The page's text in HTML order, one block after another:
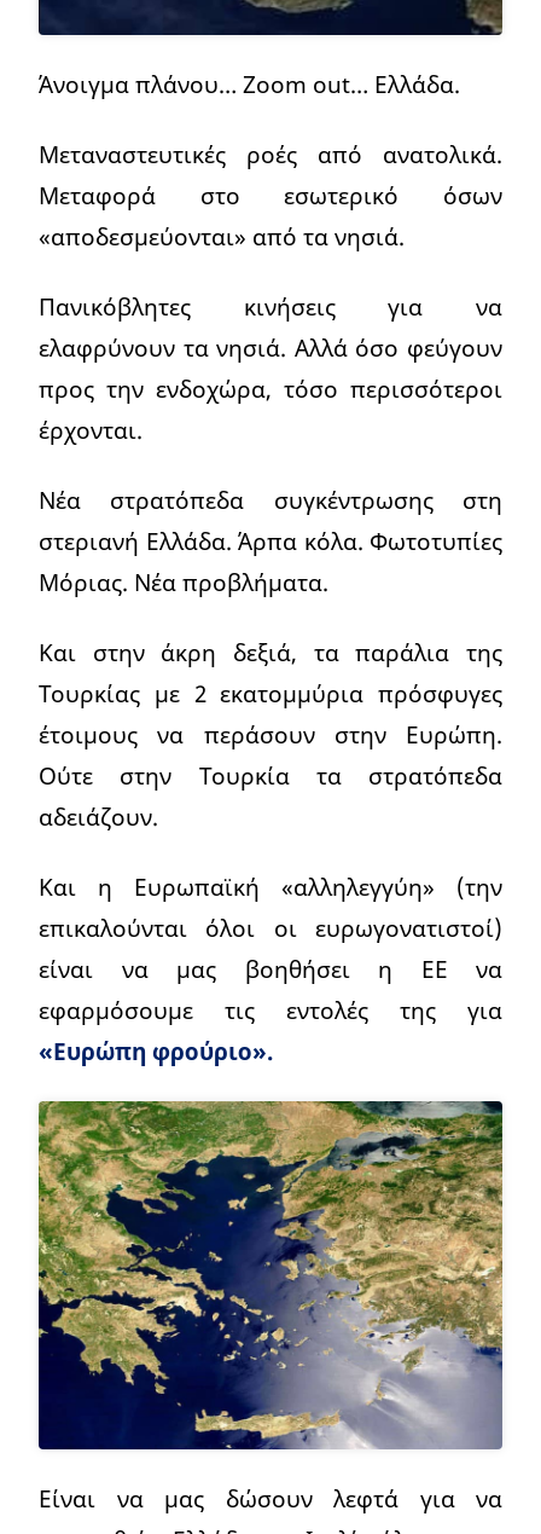
Άνοιγμα πλάνου… Zoom out… Ελλάδα.
Μεταναστευτικές ροές από ανατολικά.
Μεταφορά στο εσωτερικό όσων
«αποδεσμεύονται» από τα νησιά.
Πανικόβλητες κινήσεις για να
ελαφρύνουν τα νησιά. Αλλά όσο φεύγουν
προς την ενδοχώρα, τόσο περισσότεροι
έρχονται.
Νέα στρατόπεδα συγκέντρωσης στη
στεριανή Ελλάδα. Άρπα κόλα. Φωτοτυπίες
Μόριας. Νέα προβλήματα.
Και στην άκρη δεξιά, τα παράλια της
Τουρκίας με 2 εκατομμύρια πρόσφυγες
έτοιμους να περάσουν στην Ευρώπη.
Ούτε στην Τουρκία τα στρατόπεδα
αδειάζουν.
Και η Ευρωπαϊκή «αλληλεγγύη» (την
επικαλούνται όλοι οι ευρωγονατιστοί)
είναι να μας βοηθήσει η ΕΕ να
εφαρμόσουμε τις εντολές της για
«Ευρώπη φρούριο».
Είναι να μας δώσουν λεφτά για να